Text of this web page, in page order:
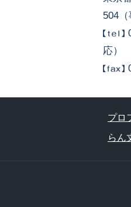
504（
応）
プロ
らん